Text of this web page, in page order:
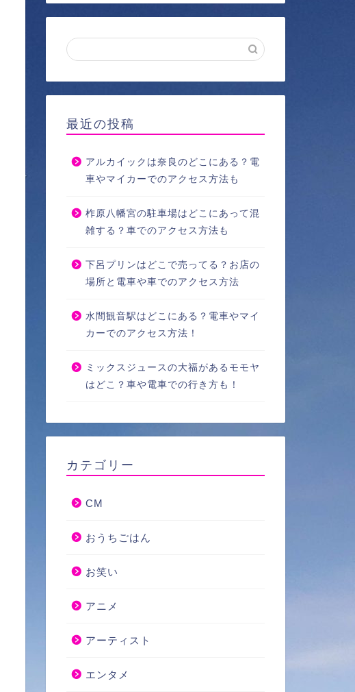
最近の投稿
アルカイックは奈良のどこにある？電
車やマイカーでのアクセス方法も
柞原八幡宮の駐車場はどこにあって混
雑する？車でのアクセス方法も
下呂プリンはどこで売ってる？お店の
場所と電車や車でのアクセス方法
水間観音駅はどこにある？電車やマイ
カーでのアクセス方法！
ミックスジュースの大福があるモモヤ
はどこ？車や電車での行き方も！
カテゴリー
CM
おうちごはん
お笑い
アニメ
アーティスト
エンタメ